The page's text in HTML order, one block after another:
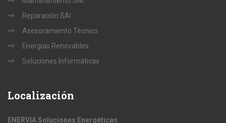
Reparación SAI
Asesoramiento Técnico
Energías Renovables
Soluciones Informáticas
Localización
ENERVIA Soluciones Energéticas